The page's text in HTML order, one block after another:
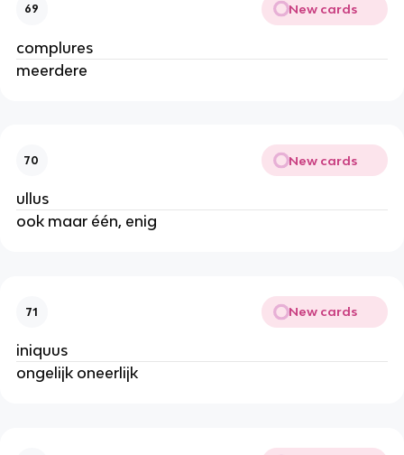
69 New cards
complures
meerdere
70 New cards
ullus
ook maar één, enig
71 New cards
iniquus
ongelijk oneerlijk